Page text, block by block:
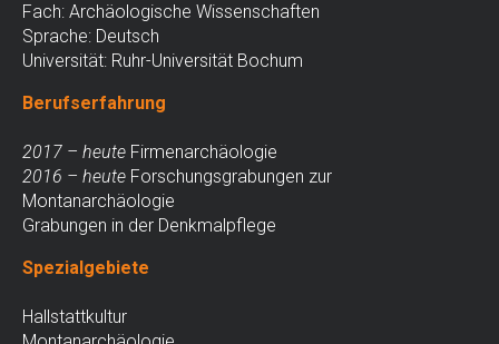
Fach: Archäologische Wissenschaften
Sprache: Deutsch
Universität: Ruhr-Universität Bochum
Berufserfahrung
2017 – heute Firmenarchäologie
2016 – heute Forschungsgrabungen zur
Montanarchäologie
Grabungen in der Denkmalpflege
Spezialgebiete
Hallstattkultur